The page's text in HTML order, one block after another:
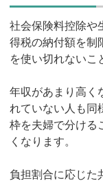
社会保険料控除や
得税の納付額を制
を使い切れないこ
年収があまり高く
れていない人も同
枠を夫婦で分ける
くなります。
負担割合に応じた